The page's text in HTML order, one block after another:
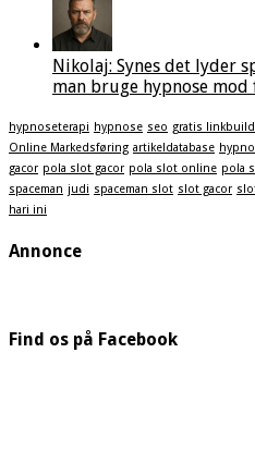
Nikolaj: Synes det lyder
man bruge hypnose mod
hypnoseterapi hypnose seo gratis
Online Markedsføring artikeldatabase
gacor pola slot gacor pola slot online pola
spaceman judi spaceman slot slot gacor
hari ini
Annonce
Find os på Facebook